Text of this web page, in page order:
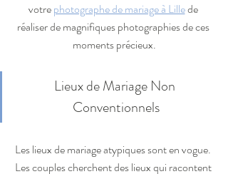
votre photographe de mariage à Lille de
réaliser de magnifiques photographies de ces
moments précieux.
Lieux de Mariage Non
Conventionnels
Les lieux de mariage atypiques sont en vogue.
Les couples cherchent des lieux qui racontent